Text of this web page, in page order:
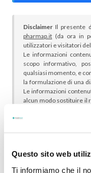
Questo sito web
Ti informiamo che il
Disclaimer Il presente
pharmap.it (da ora in
utilizzatori e visitatori del
Le informazioni
scopo informativo,
qualsiasi momento, e
la formulazione di una
Le informazioni
alcun modo sostituire il
proprio medico